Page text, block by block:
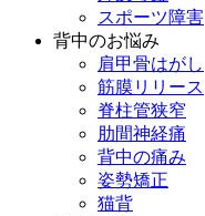
スポーツ障害
背中のお悩み
肩甲骨はがし
筋膜リリース
脊柱管狭窄
肋間神経痛
背中の痛み
姿勢矯正
猫背